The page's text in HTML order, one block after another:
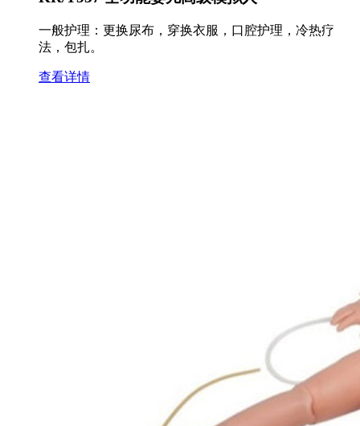
一般护理：更换尿布，穿换衣服，口腔护理，冷热疗
法，包扎。
查看详情